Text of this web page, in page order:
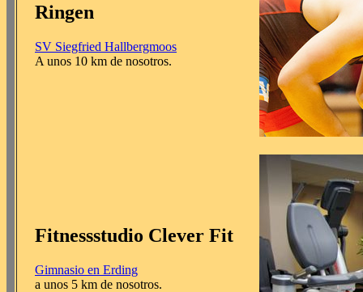
Ringen
SV Siegfried Hallbergmoos
A unos 10 km de nosotros.
Fitnessstudio Clever Fit
Gimnasio en Erding
a unos 5 km de nosotros.